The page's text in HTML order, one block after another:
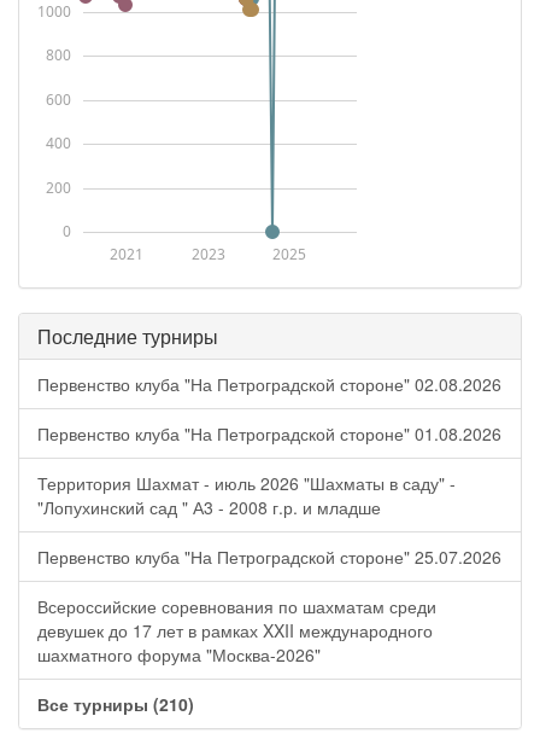
2021 2023 2025
0
200
400
600
800
1000
Последние турниры
Первенство клуба "На Петроградской стороне" 02.08.2026
Первенство клуба "На Петроградской стороне" 01.08.2026
Территория Шахмат - июль 2026 "Шахматы в саду" -
"Лопухинский сад " А3 - 2008 г.р. и младше
Первенство клуба "На Петроградской стороне" 25.07.2026
Всероссийские соревнования по шахматам среди
девушек до 17 лет в рамках XXII международного
шахматного форума "Москва-2026"
Все турниры (210)